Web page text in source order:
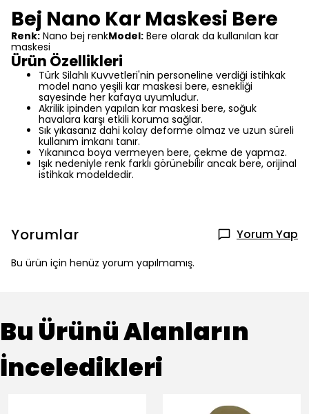
Bej Nano Kar Maskesi Bere
Renk: Nano bej renkModel: Bere olarak da kullanılan kar
maskesi
Ürün Özellikleri
Türk Silahlı Kuvvetleri'nin personeline verdiği istihkak
model nano yeşili kar maskesi bere, esnekliği
sayesinde her kafaya uyumludur.
Akrilik ipinden yapılan kar maskesi bere, soğuk
havalara karşı etkili koruma sağlar.
Sık yıkasanız dahi kolay deforme olmaz ve uzun süreli
kullanım imkanı tanır.
Yıkanınca boya vermeyen bere, çekme de yapmaz.
Işık nedeniyle renk farklı görünebilir ancak bere, orijinal
istihkak modeldedir.
Yorumlar Yorum Yap
Bu ürün için henüz yorum yapılmamış.
Bu Ürünü Alanların
İnceledikleri